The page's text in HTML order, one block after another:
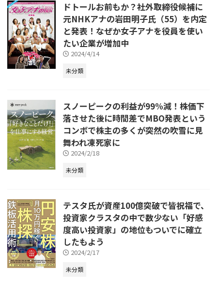
ドトールお前もか？社外取締役候補に
元NHKアナの岩田明子氏（55）を内定
と発表！なぜか女子アナを役員を使い
たい企業が増加中
2024/4/14
未分類
スノーピークの利益が99%減！株価下
落させた後に時間差でMBO発表という
コンボで株主の多くが突然の吹雪に見
舞われ凍死家に
2024/2/18
未分類
テスタ氏が資産100億突破で皆祝福で、
投資家クラスタの中で数少ない「好感
度高い投資家」の地位もついでに確立
したもよう
2024/2/17
未分類